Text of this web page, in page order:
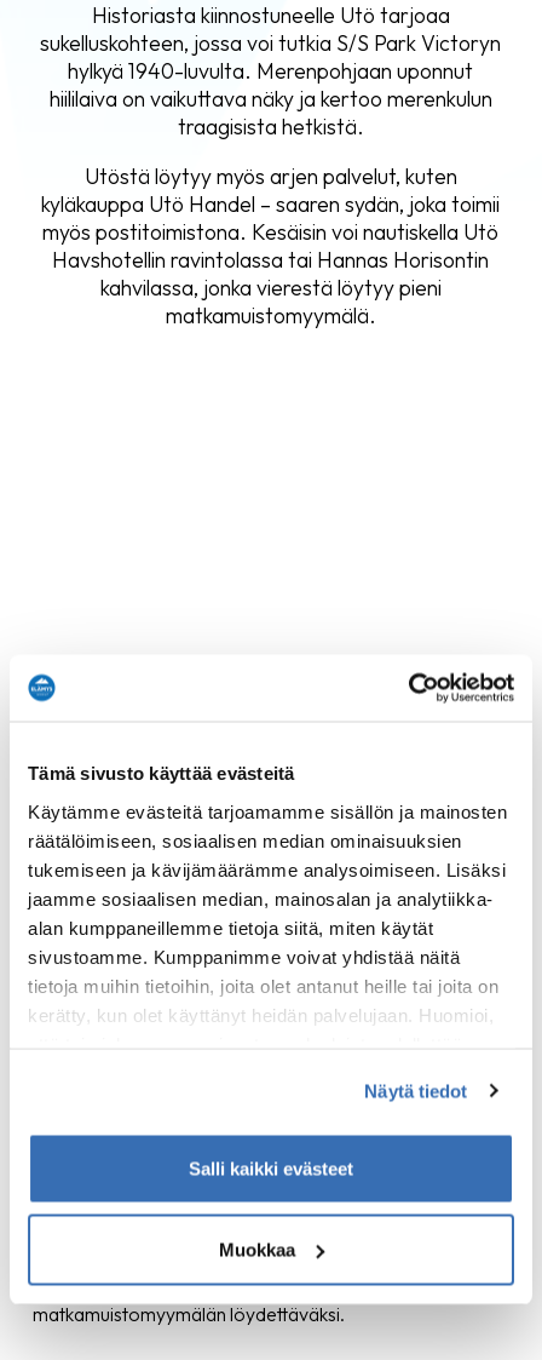
Tämä sivusto käyttää evästeitä
Käytämme evästeitä tarjoamamme sisällön ja mainosten
räätälöimiseen, sosiaalisen median ominaisuuksien
tukemiseen ja kävijämäärämme analysoimiseen. Lisäksi
jaamme sosiaalisen median, mainosalan ja analytiikka-
alan kumppaneillemme tietoja siitä, miten käytät
sivustoamme. Kumppanimme voivat yhdistää näitä
tietoja muihin tietoihin, joita olet antanut heille tai joita on
kerätty, kun olet käyttänyt heidän palvelujaan. Huomioi,
Näytä tiedot
Salli kaikki evästeet
Muokkaa
Historiasta kiinnostuneelle Utö tarjoaa
sukelluskohteen, jossa voi tutkia S/S Park Victoryn
hylkyä 1940-luvulta. Merenpohjaan uponnut
hiililaiva on vaikuttava näky ja kertoo merenkulun
traagisista hetkistä.
Utöstä löytyy myös arjen palvelut, kuten
kyläkauppa Utö Handel – saaren sydän, joka toimii
myös postitoimistona. Kesäisin voi nautiskella Utö
Havshotellin ravintolassa tai Hannas Horisontin
kahvilassa, jonka vierestä löytyy pieni
matkamuistomyymälä.
Utön majakka
Historia & arkkitehtuuri
Suomen vanhin edelleen toimiva majakka kätkee sisäänsä
jopa pienen kirkon. Opastetut kierrokset ympäri vuoden
avaavat oven menneeseen.
lepäävän laivan tarina on osa saaren merellistä historiaa.
Utö Handel ja Hannas Horisont
Saaren oma kauppa ja tunnelmallinen kahvila tarjoavat
paikallista tunnelmaa ja herkkuja – sekä pienen
matkamuistomyymälän löydettäväksi.